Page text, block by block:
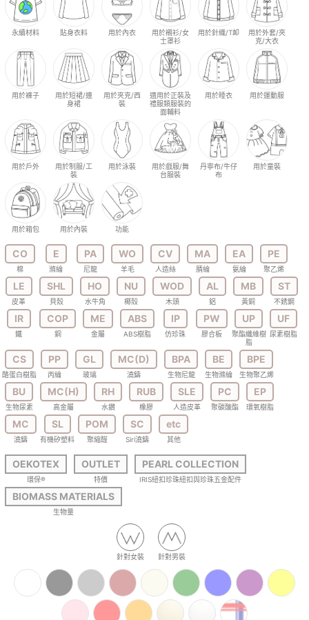
永續材料 貼身衣料 用於內衣
用於襯衫/女
士罩衫
用於針織/T卹
用於外套/夾
克/大衣
用於褲子
用於短裙/連
身裙
用於夾克/西
裝
適用於正裝及
禮服類服裝的
面輔料
用於睡衣 用於運動服
用於戶外
用於制服/工
裝
用於泳裝
用於戲服/舞
台服裝
丹寧布/牛仔
布
用於童裝
用於箱包 用於內裝 功能
CO
棉
E
滌綸
PA
尼龍
WO
羊毛
CV
人造絲
MA
腈綸
EA
氨綸
PE
聚乙烯
LE
皮革
SHL
貝殼
HO
水牛角
NU
椰殼
WOD
木頭
AL
鋁
MB
黃銅
ST
不銹鋼
IR
鐵
COP
銅
ME
金屬
ABS
ABS樹脂
IP
仿珍珠
PW
膠合板
UP
聚酯纖維樹
脂
UF
尿素樹脂
CS
酪蛋白樹脂
PP
丙綸
GL
玻璃
MC(D)
澆鑄
BPA
生物尼龍
BE
生物滌綸
BPE
生物聚乙烯
BU
生物尿素
MC(H)
高金屬
RH
水鑽
RUB
橡膠
SLE
人造皮革
PC
聚碳酸酯
EP
環氧樹脂
MC
澆鑄
SL
有機矽塑料
POM
聚縮醛
SC
Siri澆鑄
etc
其他
OEKOTEX
環保®
OUTLET
特價
PEARL COLLECTION
IRIS紐扣珍珠紐扣與珍珠五金配件
BIOMASS MATERIALS
生物量
針對女裝 針對男裝